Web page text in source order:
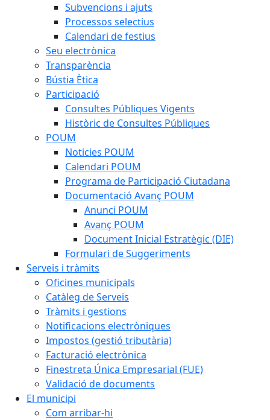
Subvencions i ajuts
Processos selectius
Calendari de festius
Seu electrònica
Transparència
Bústia Ètica
Participació
Consultes Públiques Vigents
Històric de Consultes Públiques
POUM
Noticies POUM
Calendari POUM
Programa de Participació Ciutadana
Documentació Avanç POUM
Anunci POUM
Avanç POUM
Document Inicial Estratègic (DIE)
Formulari de Suggeriments
Serveis i tràmits
Oficines municipals
Catàleg de Serveis
Tràmits i gestions
Notificacions electròniques
Impostos (gestió tributària)
Facturació electrònica
Finestreta Única Empresarial (FUE)
Validació de documents
El municipi
Com arribar-hi